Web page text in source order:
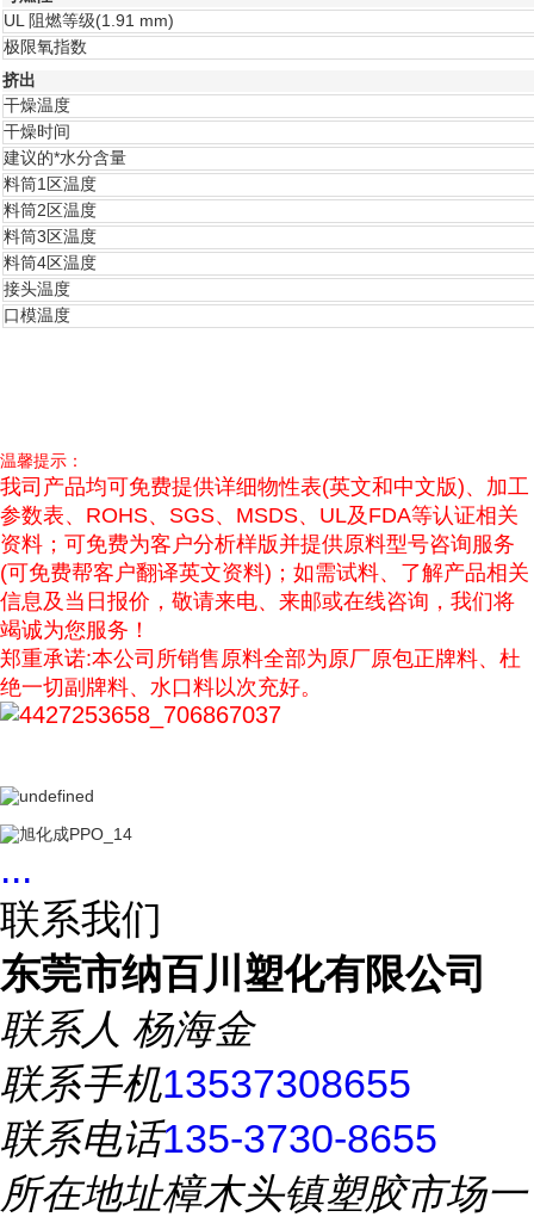
UL 阻燃等级(1.91 mm)
极限氧指数
挤出
干燥温度
干燥时间
建议的*水分含量
料筒1区温度
料筒2区温度
料筒3区温度
料筒4区温度
接头温度
口模温度
温馨提示：
我司产品均可免费提供详细物性表(英文和中文版)、加工
参数表、ROHS、SGS、MSDS、UL及FDA等认证相关
资料；可免费为客户分析样版并提供原料型号咨询服务
(可免费帮客户翻译英文资料)；如需试料、了解产品相关
信息及当日报价，敬请来电、来邮或在线咨询，我们将
竭诚为您服务！
郑重承诺:本公司所销售原料全部为原厂原包正牌料、杜
绝一切副牌料、水口料以次充好。
...
联系我们
东莞市纳百川塑化有限公司
联系人 杨海金
联系手机13537308655
联系电话135-3730-8655
所在地址樟木头镇塑胶市场一